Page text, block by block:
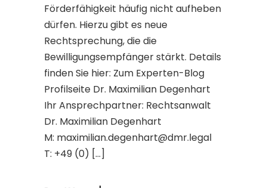
Förderfähigkeit häufig nicht aufheben
dürfen. Hierzu gibt es neue
Rechtsprechung, die die
Bewilligungsempfänger stärkt. Details
finden Sie hier: Zum Experten-Blog
Profilseite Dr. Maximilian Degenhart
Ihr Ansprechpartner: Rechtsanwalt
Dr. Maximilian Degenhart
M: maximilian.degenhart@dmr.legal
T: +49 (0) […]